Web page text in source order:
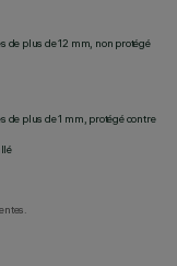
de plus de 12 mm, non protégé
de plus de 1 mm, protégé contre